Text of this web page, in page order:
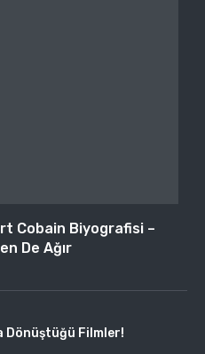
Cobain Biyografisi –
De Ağır
Dönüştüğü Filmler!